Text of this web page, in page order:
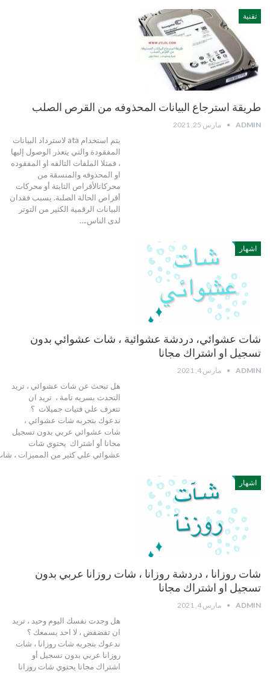
تقنية
طريقة استرجاع البيانات المحذوفه من القرص الصلب
ADMIN مارس 25, 2021
يتم استخدام ata لاسترداد البيانات
المفقودة والتي يتعذر الوصول إليها
، فمثلا الملفات التالفه او المفقوده
او المحذوفه والمنسقة من
محركاتالأقراص الثابتة أو محركات
أقراص الحالة الصلبة. يسبب فقدان
البيانات الرقمية الكثير من التوتر
لدى الناس.…
اشهار
شات عشوائي، دردشة عشوائية ، شات عشوائي بدون
تسجيل او اشتراك مجانا
ADMIN مارس 4, 2021
هل تبحث عن شات عشوائي ، تريد
التحدث بسريه تامة ، تريد ان
تتعرف علي فتيات جميلات ؟
ندعوك بتجربه شات عشوائي ،
شات عشوائي عربي بدون تسجيل
مجانا أو اشتراك يحتوي شات
عشوائي علي كثير من المميزات ،
اشهار
شات روزانا ، دردشة روزانا ، شات روزانا عربي بدون
تسجيل او اشتراك مجانا
ADMIN مارس 4, 2021
هل وجدت نفسك اليوم وحيد ، تريد
ان تفضفض ، لا احد يسمعك ؟
ندعوك بتجربه شات روزانا ، شات
روزانا عربي بدون تسجيل أو
اشتراك مجانا يحتوي شات روزانا